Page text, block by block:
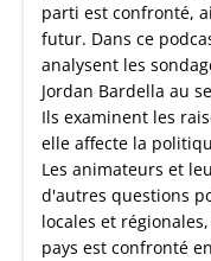
parti est confronté,
futur. Dans ce
analysent les
Jordan Bardella au
Ils examinent les
elle affecte la
Les animateurs et
d'autres questions
locales et
pays est confronté